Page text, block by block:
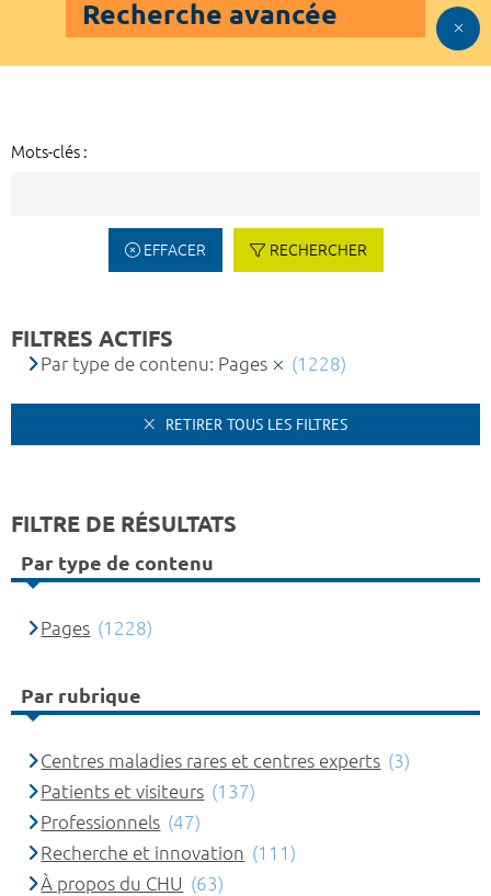
Recherche avancée
Mots-clés :
EFFACER RECHERCHER
FILTRES ACTIFS
Par type de contenu: Pages (1228)
RETIRER TOUS LES FILTRES
FILTRE DE RÉSULTATS
Par type de contenu
Pages (1228)
Par rubrique
Centres maladies rares et centres experts (3)
Patients et visiteurs (137)
Professionnels (47)
Recherche et innovation (111)
À propos du CHU (63)